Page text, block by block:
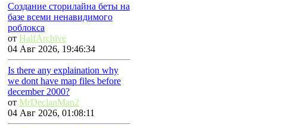
Создание сторилайна беты на
базе всеми ненавидимого
роблокса
от HalfArchive
04 Авг 2026, 19:46:34
Is there any explaination why
we dont have map files before
december 2000?
от MrDeclanMan2
04 Авг 2026, 01:08:11